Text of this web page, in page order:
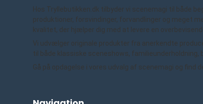
Hos Tryllebutikken.dk tilbyder vi scenemagi til både
produktioner, forsvindinger, forvandlinger og meget
kvalitet, der hjælper dig med at levere en
Vi udvælger originale produkter fra anerkendte
til både klassiske sceneshows,
Gå på opdagelse i vores udvalg af scenemagi og